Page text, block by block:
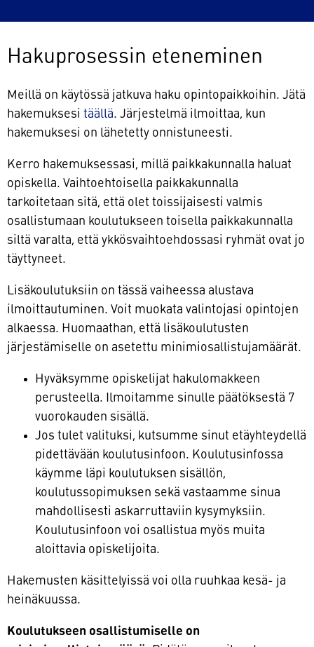
Hakuprosessin eteneminen
Meillä on käytössä jatkuva haku opintopaikkoihin. Jätä
hakemuksesi täällä. Järjestelmä ilmoittaa, kun
hakemuksesi on lähetetty onnistuneesti.
Kerro hakemuksessasi, millä paikkakunnalla haluat
opiskella. Vaihtoehtoisella paikkakunnalla
tarkoitetaan sitä, että olet toissijaisesti valmis
osallistumaan koulutukseen toisella paikkakunnalla
siltä varalta, että ykkösvaihtoehdossasi ryhmät ovat jo
täyttyneet.
Lisäkoulutuksiin on tässä vaiheessa alustava
ilmoittautuminen. Voit muokata valintojasi opintojen
alkaessa. Huomaathan, että lisäkoulutusten
järjestämiselle on asetettu minimiosallistujamäärät.
Hyväksymme opiskelijat hakulomakkeen
perusteella. Ilmoitamme sinulle päätöksestä 7
vuorokauden sisällä.
Jos tulet valituksi, kutsumme sinut etäyhteydellä
pidettävään koulutusinfoon. Koulutusinfossa
käymme läpi koulutuksen sisällön,
koulutussopimuksen sekä vastaamme sinua
mahdollisesti askarruttaviin kysymyksiin.
Koulutusinfoon voi osallistua myös muita
aloittavia opiskelijoita.
Hakemusten käsittelyissä voi olla ruuhkaa kesä- ja
heinäkuussa.
Koulutukseen osallistumiselle on